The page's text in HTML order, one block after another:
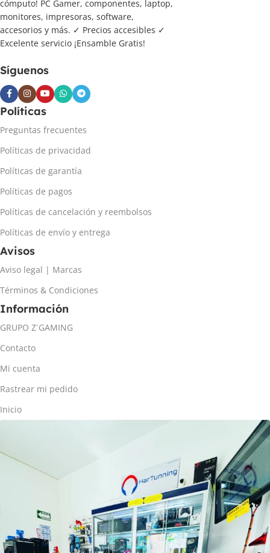
cómputo! PC Gamer, componentes, laptop,
monitores, impresoras, software,
accesorios y más. ✓ Precios accesibles ✓
Excelente servicio ¡Ensamble Gratis!
Síguenos
Políticas
Preguntas frecuentes
Políticas de privacidad
Políticas de garantía
Políticas de pagos
Políticas de cancelación y reembolsos
Políticas de envío y entrega
Avisos
Aviso legal | Marcas
Términos & Condiciones
Información
GRUPO Z´GAMING
Contacto
Mi cuenta
Rastrear mi pedido
Inicio